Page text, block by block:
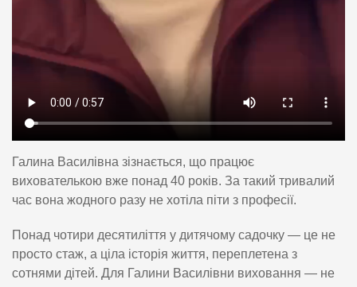
Галина Василівна зізнається, що працює
вихователькою вже понад 40 років. За такий тривалий
час вона жодного разу не хотіла піти з професії.
Понад чотири десятиліття у дитячому садочку — це не
просто стаж, а ціла історія життя, переплетена з
сотнями дітей. Для Галини Василівни виховання — не